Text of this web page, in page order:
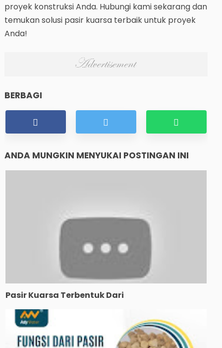
proyek konstruksi Anda. Hubungi kami sekarang dan
temukan solusi pasir kuarsa terbaik untuk proyek
Anda!
BERBAGI
ANDA MUNGKIN MENYUKAI POSTINGAN INI
Pasir Kuarsa Terbentuk Dari